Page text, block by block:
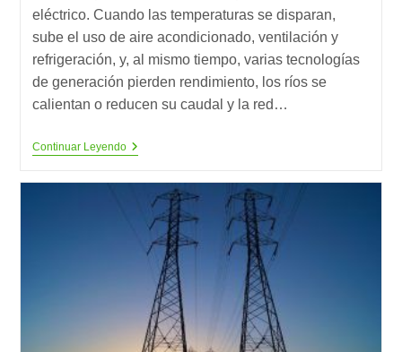
eléctrico. Cuando las temperaturas se disparan,
sube el uso de aire acondicionado, ventilación y
refrigeración, y, al mismo tiempo, varias tecnologías
de generación pierden rendimiento, los ríos se
calientan o reducen su caudal y la red…
Continuar Leyendo¿Está
Eléctrica
Clima
Extremo?